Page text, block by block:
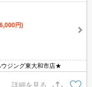
円)
ジング東大和市店★
詳細を見る